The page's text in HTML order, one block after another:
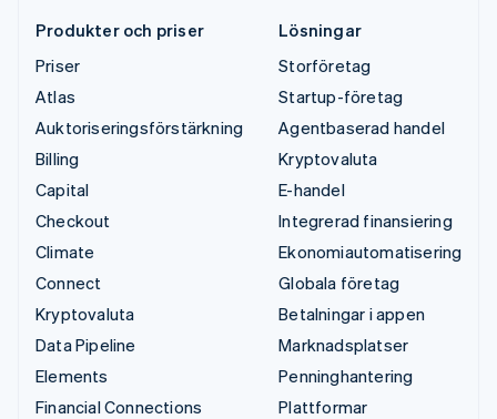
Produkter och priser
Priser
Atlas
Auktoriseringsförstärkning
Billing
Capital
Checkout
Climate
Connect
Kryptovaluta
Data Pipeline
Elements
Financial Connections
Lösningar
Storföretag
Startup-företag
Agentbaserad handel
Kryptovaluta
E-handel
Integrerad finansiering
Ekonomiautomatisering
Globala företag
Betalningar i appen
Marknadsplatser
Penninghantering
Plattformar